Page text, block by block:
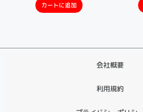
カートに追加
会社概要
利用規約